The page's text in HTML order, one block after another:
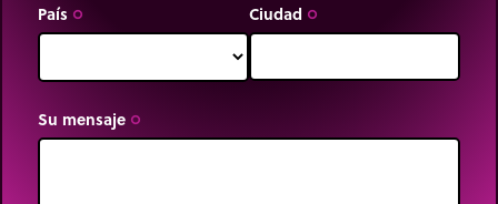
País trip_origin Ciudad trip_origin
Su mensaje trip_origin